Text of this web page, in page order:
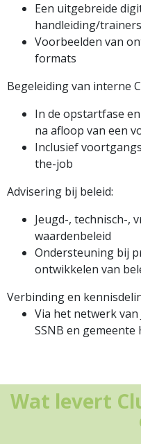
Een uitgebreide
handleiding/
Voorbeelden van
formats
Begeleiding van interne
In de opstartfase
na afloop van een
Inclusief
the-job
Advisering bij beleid:
Jeugd-, technisch-,
waardenbeleid
Ondersteuning bij
ontwikkelen van
Verbinding en
Via het netwerk
SSNB en gemeente
Wat levert